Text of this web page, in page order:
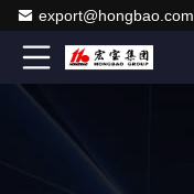
export@hongbao.com